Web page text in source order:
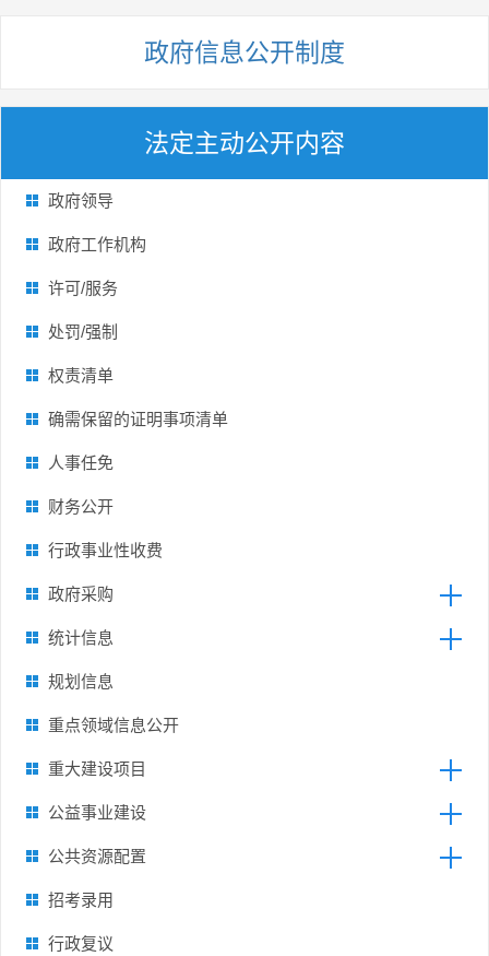
政府信息公开制度
法定主动公开内容
政府领导
政府工作机构
许可/服务
处罚/强制
权责清单
确需保留的证明事项清单
人事任免
财务公开
行政事业性收费
政府采购
统计信息
规划信息
重点领域信息公开
重大建设项目
公益事业建设
公共资源配置
招考录用
行政复议